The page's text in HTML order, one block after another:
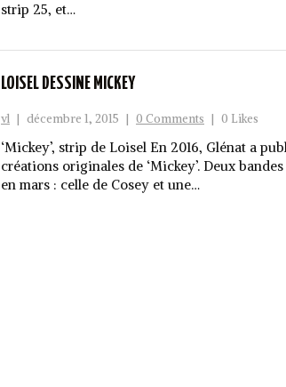
strip 25, et…
LOISEL DESSINE MICKEY
vl | décembre 1, 2015 | 0 Comments | 0 Likes
‘Mickey’, strip de Loisel En 2016, Glénat a
créations originales de ‘Mickey’. Deux
en mars : celle de Cosey et une…